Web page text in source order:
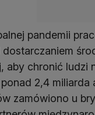
pandemii
dostarczaniem
aby chronić ludzi
2,4 miliarda
zamówiono u